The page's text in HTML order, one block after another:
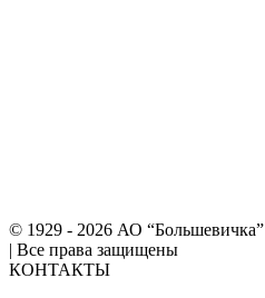
© 1929 - 2026 АО “Большевичка”
| Все права защищены
КОНТАКТЫ